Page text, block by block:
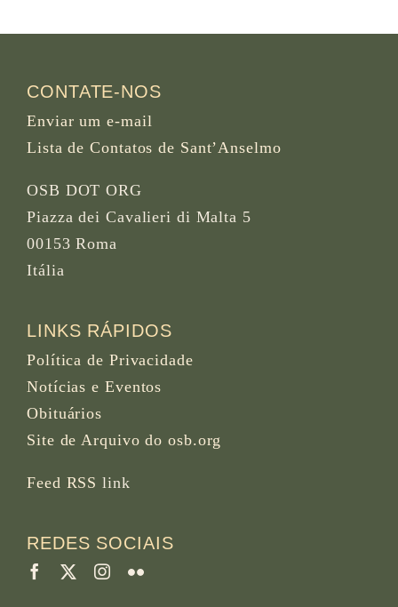
CONTATE-NOS
Enviar um e-mail
Lista de Contatos de Sant’Anselmo
OSB DOT ORG
Piazza dei Cavalieri di Malta 5
00153 Roma
Itália
LINKS RÁPIDOS
Política de Privacidade
Notícias e Eventos
Obituários
Site de Arquivo do osb.org
Feed RSS link
REDES SOCIAIS